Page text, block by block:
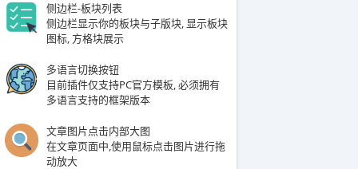
侧边栏-板块列表
侧边栏显示你的板块与子版块, 显示板块
图标, 方格块展示
多语言切换按钮
​​​目前插件仅支持PC官方模板, 必须拥有
多语言支持的框架版本
文章图片点击内部大图
在文章页面中,使用鼠标点击图片进行拖
动放大